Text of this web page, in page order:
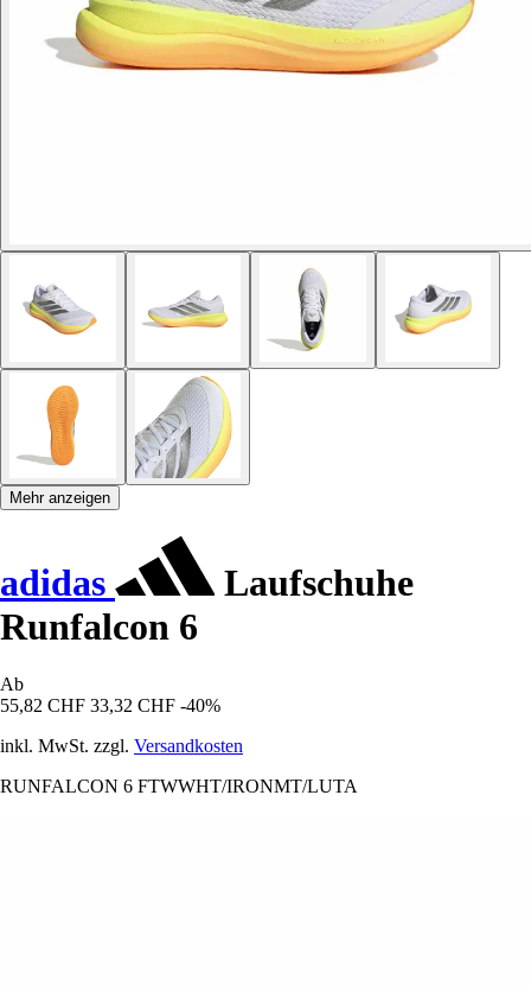
Mehr anzeigen
adidas
Laufschuhe
Runfalcon 6
Ab
55,82 CHF 33,32 CHF -40%
inkl. MwSt. zzgl. Versandkosten
RUNFALCON 6 FTWWHT/IRONMT/LUTA